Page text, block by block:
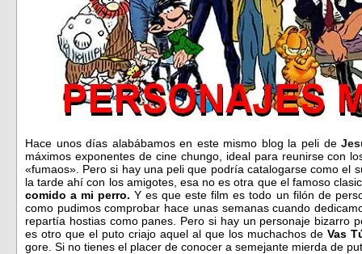
Hace unos días alabábamos en este mismo blog la peli de
máximos exponentes de cine chungo, ideal para reunirse con
«fumaos». Pero si hay una peli que podría catalogarse como el
la tarde ahí con los amigotes, esa no es otra que el famoso
comido a mi perro. Y es que este film es todo un filón de
como pudimos comprobar hace unas semanas cuando
repartía hostias como panes. Pero si hay un personaje bizarro
es otro que el puto criajo aquel al que los muchachos de Vas
gore. Si no tienes el placer de conocer a semejante mierda de